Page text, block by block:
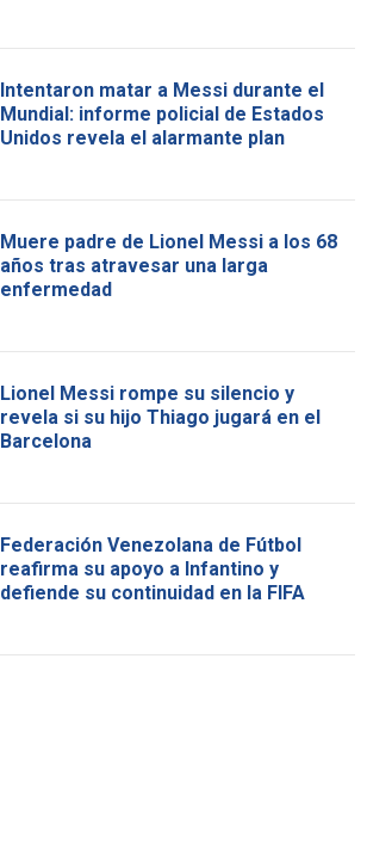
Intentaron matar a Messi durante el
Mundial: informe policial de Estados
Unidos revela el alarmante plan
Muere padre de Lionel Messi a los 68
años tras atravesar una larga
enfermedad
Lionel Messi rompe su silencio y
revela si su hijo Thiago jugará en el
Barcelona
Federación Venezolana de Fútbol
reafirma su apoyo a Infantino y
defiende su continuidad en la FIFA